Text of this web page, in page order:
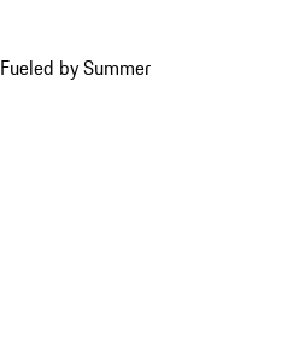
Fueled by Summer